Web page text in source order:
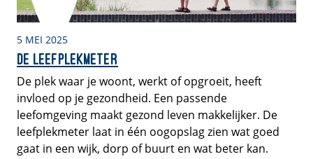
5 MEI 2025
De Leefplekmeter
De plek waar je woont, werkt of opgroeit, heeft
invloed op je gezondheid. Een passende
leefomgeving maakt gezond leven makkelijker. De
leefplekmeter laat in één oogopslag zien wat goed
gaat in een wijk, dorp of buurt en wat beter kan.